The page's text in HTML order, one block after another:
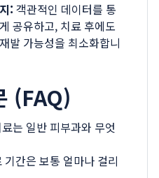
: 객관적인 데이터를 통
공유하고, 치료 후에도
발 가능성을 최소화합니
(FAQ)
는 일반 피부과와 무엇
간은 보통 얼마나 걸리